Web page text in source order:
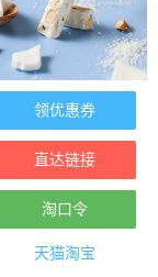
领优惠券
直达链接
淘口令
天猫淘宝